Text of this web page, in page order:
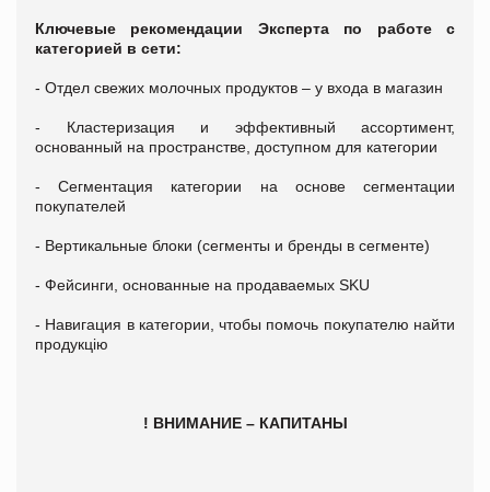
Ключевые рекомендации Эксперта по работе с
категорией в сети:
- Отдел свежих молочных продуктов – у входа в магазин
- Кластеризация и эффективный ассортимент,
основанный на пространстве, доступном для категории
- Сегментация категории на основе сегментации
покупателей
- Вертикальные блоки (сегменты и бренды в сегменте)
- Фейсинги, основанные на продаваемых SKU
- Навигация в категории, чтобы помочь покупателю найти
продукцію
! ВНИМАНИЕ – КАПИТАНЫ